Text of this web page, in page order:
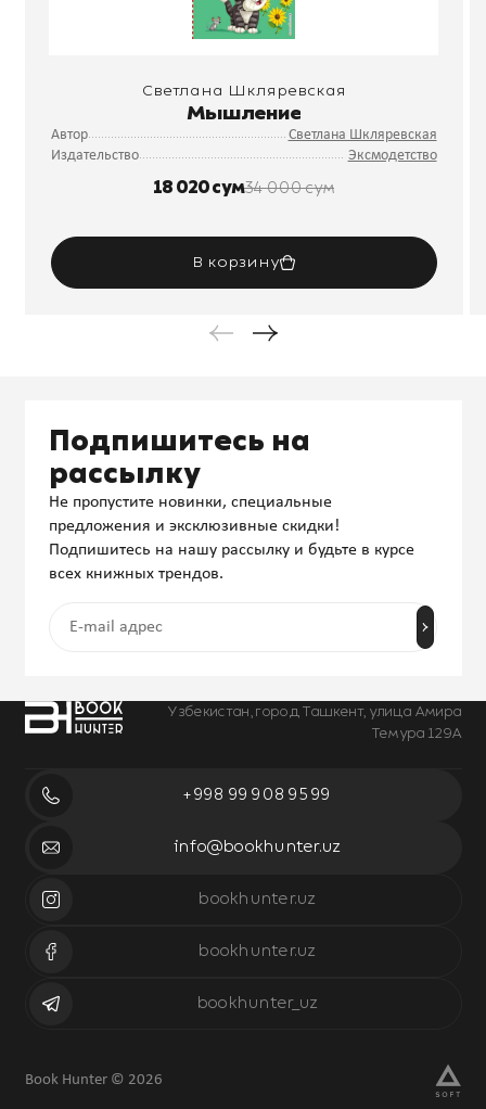
Светлана Шкляревская
Мышление
Автор
Светлана Шкляревская
Издательство
Эксмодетство
18 020 сум34 000 сум
В корзину
Узбекистан, город Ташкент, улица Амира
Темура 129А
+998 99 908 95 99
info@bookhunter.uz
bookhunter.uz
bookhunter.uz
bookhunter_uz
Подпишитесь на
рассылку
Не пропустите новинки, специальные
предложения и эксклюзивные скидки!
Подпишитесь на нашу рассылку и будьте в курсе
всех книжных трендов.
Book Hunter © 2026